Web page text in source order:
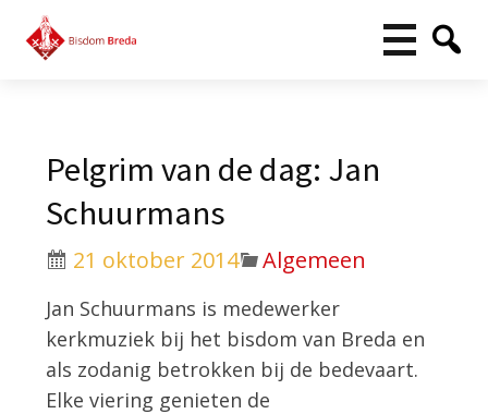
Pelgrim van de dag: Jan
Schuurmans
21 oktober 2014 Algemeen
Jan Schuurmans is medewerker
kerkmuziek bij het bisdom van Breda en
als zodanig betrokken bij de bedevaart.
Elke viering genieten de